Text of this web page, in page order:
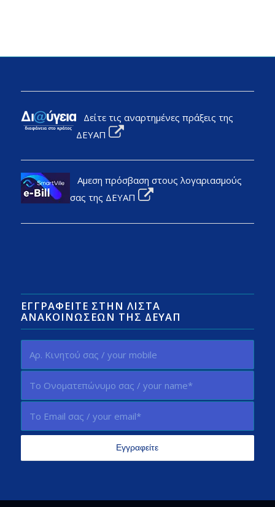
Δείτε τις αναρτημένες πράξεις της
ΔΕΥΑΠ
Αμεση πρόσβαση στους λογαριασμούς
σας της ΔΕΥΑΠ
ΕΓΓΡΑΦΕΊΤΕ ΣΤΗΝ ΛΊΣΤΑ
ΑΝΑΚΟΙΝΏΣΕΩΝ ΤΗΣ ΔΕΥΑΠ